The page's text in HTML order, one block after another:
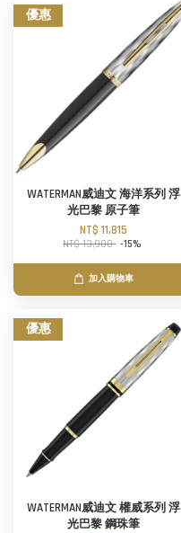
優惠
WATERMAN威迪文 海洋系列 浮
光巴黎 原子筆
NT$ 11,815
NT$ 13,900 -15%
加入購物車
優惠
WATERMAN威迪文 權威系列 浮
光巴黎 鋼珠筆